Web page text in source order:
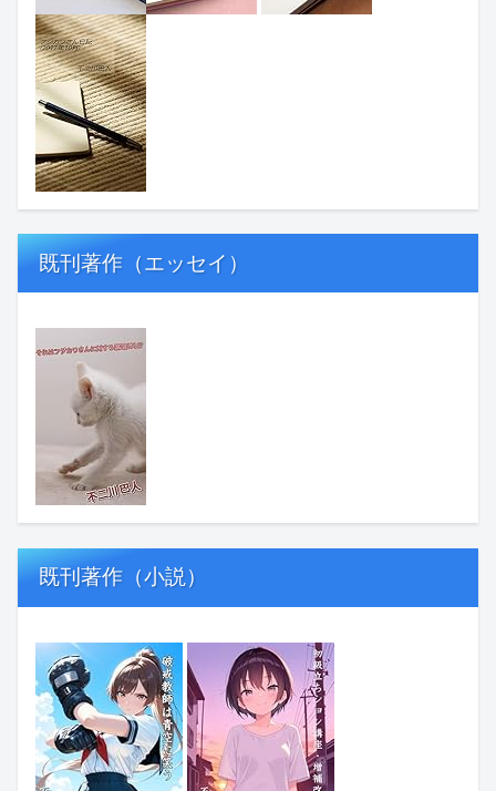
既刊著作（エッセイ）
既刊著作（小説）